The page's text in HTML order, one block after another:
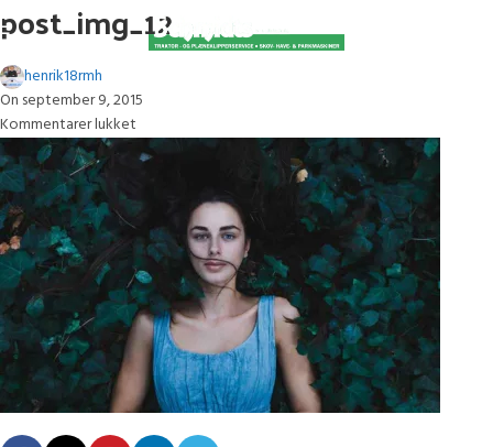
post_img_12
henrik18rmh
On september 9, 2015
Kommentarer lukket